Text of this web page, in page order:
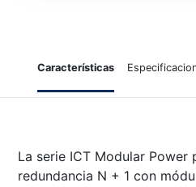
Características
La serie ICT Modular Power
redundancia N + 1 con